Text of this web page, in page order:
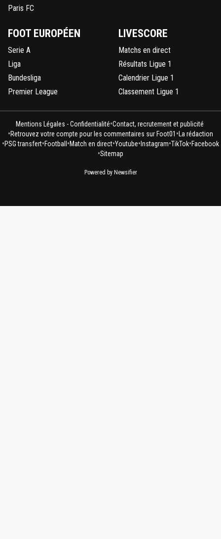
Paris FC
FOOT EUROPÉEN
Serie A
Liga
Bundesliga
Premier League
LIVESCORE
Matchs en direct
Résultats Ligue 1
Calendrier Ligue 1
Classement Ligue 1
Mentions Légales - Confidentialité•Contact, recrutement et publicité
•Retrouvez votre compte pour les commentaires sur Foot01 •La rédaction
•PSG transfert•Football •Match en direct•Youtube• Instagram•TikTok•Facebook
•Sitemap
Powered by Newsifier